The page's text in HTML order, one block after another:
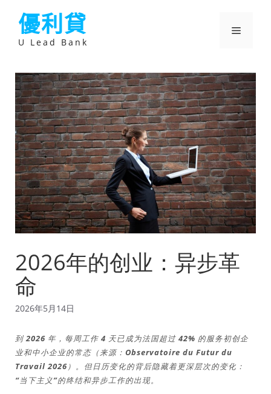
優利貸
U Lead Bank
選
2026年的创业：异步革
命
2026年5月14日
到 2026 年，每周工作 4 天已成为法国超过 42% 的服务初创企
业和中小企业的常态（来源：Observatoire du Futur du
Travail 2026）。但日历变化的背后隐藏着更深层次的变化：
“当下主义”的终结和异步工作的出现。